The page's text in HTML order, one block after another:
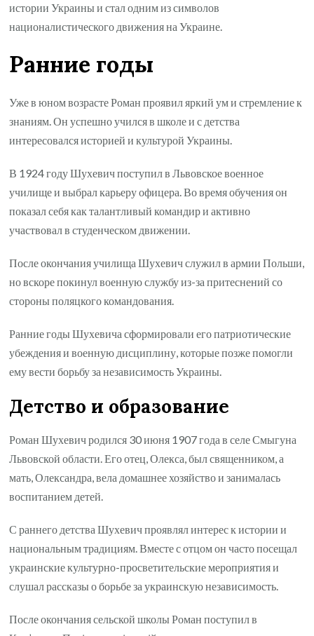
истории Украины и стал одним из символов
националистического движения на Украине.
Ранние годы
Уже в юном возрасте Роман проявил яркий ум и стремление к
знаниям. Он успешно учился в школе и с детства
интересовался историей и культурой Украины.
В 1924 году Шухевич поступил в Львовское военное
училище и выбрал карьеру офицера. Во время обучения он
показал себя как талантливый командир и активно
участвовал в студенческом движении.
После окончания училища Шухевич служил в армии Польши,
но вскоре покинул военную службу из-за притеснений со
стороны поляцкого командования.
Ранние годы Шухевича сформировали его патриотические
убеждения и военную дисциплину, которые позже помогли
ему вести борьбу за независимость Украины.
Детство и образование
Роман Шухевич родился 30 июня 1907 года в селе Смыгуна
Львовской области. Его отец, Олекса, был священником, а
мать, Олександра, вела домашнее хозяйство и занималась
воспитанием детей.
С раннего детства Шухевич проявлял интерес к истории и
национальным традициям. Вместе с отцом он часто посещал
украинские культурно-просветительские мероприятия и
слушал рассказы о борьбе за украинскую независимость.
После окончания сельской школы Роман поступил в